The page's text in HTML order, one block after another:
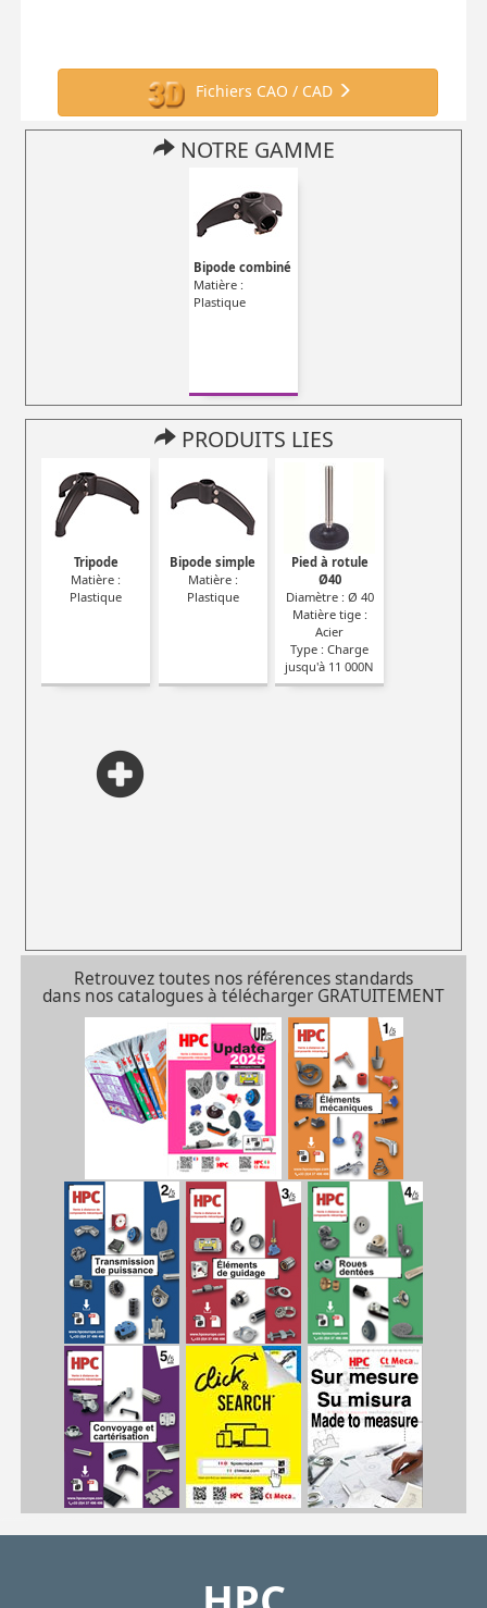
Fichiers CAO / CAD
NOTRE GAMME
Bipode combiné
Matière :
Plastique
PRODUITS LIES
Tripode
Matière :
Plastique
Bipode simple
Matière :
Plastique
Pied à rotule
Ø40
Diamètre : Ø 40
Matière tige :
Acier
Type : Charge
jusqu'à 11 000N
Retrouvez toutes nos références standards
dans nos catalogues à télécharger GRATUITEMENT